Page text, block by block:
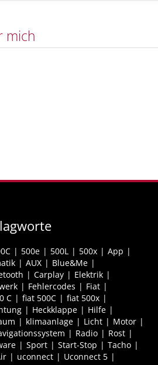
mich
500e 500L 500x
App
AUX
Blue&Me
Carplay
Elektrik
Fehlercodes
Fiat
C fiat 500C
fiat 500x
Heckklappe
Hilfe
klimaanlage Licht
Motor
Radio
Rost
Sport Start-Stop
Tacho
uconnect
Uconnect 5